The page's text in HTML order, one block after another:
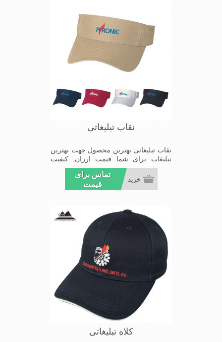
نقاب تبلیغاتی
نقاب تبلیغاتی بهترین محصول جهت بهترین
تبلیغات برای شما قیمت ارزان, کیفیت
مناسب و تحویل بموقع سفارشات شما
تماس برای
قیمت
خرید
کلاه تبلیغاتی